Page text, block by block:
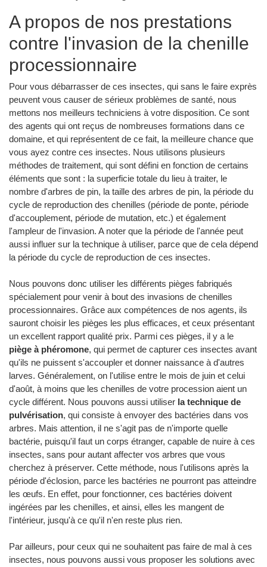
A propos de nos prestations
contre l'invasion de la chenille
processionnaire
Pour vous débarrasser de ces insectes, qui sans le faire exprès
peuvent vous causer de sérieux problèmes de santé, nous
mettons nos meilleurs techniciens à votre disposition. Ce sont
des agents qui ont reçus de nombreuses formations dans ce
domaine, et qui représentent de ce fait, la meilleure chance que
vous ayez contre ces insectes. Nous utilisons plusieurs
méthodes de traitement, qui sont défini en fonction de certains
éléments que sont : la superficie totale du lieu à traiter, le
nombre d'arbres de pin, la taille des arbres de pin, la période du
cycle de reproduction des chenilles (période de ponte, période
d'accouplement, période de mutation, etc.) et également
l'ampleur de l'invasion. A noter que la période de l'année peut
aussi influer sur la technique à utiliser, parce que de cela dépend
la période du cycle de reproduction de ces insectes.
Nous pouvons donc utiliser les différents pièges fabriqués
spécialement pour venir à bout des invasions de chenilles
processionnaires. Grâce aux compétences de nos agents, ils
sauront choisir les pièges les plus efficaces, et ceux présentant
un excellent rapport qualité prix. Parmi ces pièges, il y a le
piège à phéromone, qui permet de capturer ces insectes avant
qu'ils ne puissent s'accoupler et donner naissance à d'autres
larves. Généralement, on l'utilise entre le mois de juin et celui
d'août, à moins que les chenilles de votre procession aient un
cycle différent. Nous pouvons aussi utiliser la technique de
pulvérisation, qui consiste à envoyer des bactéries dans vos
arbres. Mais attention, il ne s'agit pas de n'importe quelle
bactérie, puisqu'il faut un corps étranger, capable de nuire à ces
insectes, sans pour autant affecter vos arbres que vous
cherchez à préserver. Cette méthode, nous l'utilisons après la
période d'éclosion, parce les bactéries ne pourront pas atteindre
les œufs. En effet, pour fonctionner, ces bactéries doivent
ingérées par les chenilles, et ainsi, elles les mangent de
l'intérieur, jusqu'à ce qu'il n'en reste plus rien.
Par ailleurs, pour ceux qui ne souhaitent pas faire de mal à ces
insectes, nous pouvons aussi vous proposer les solutions avec